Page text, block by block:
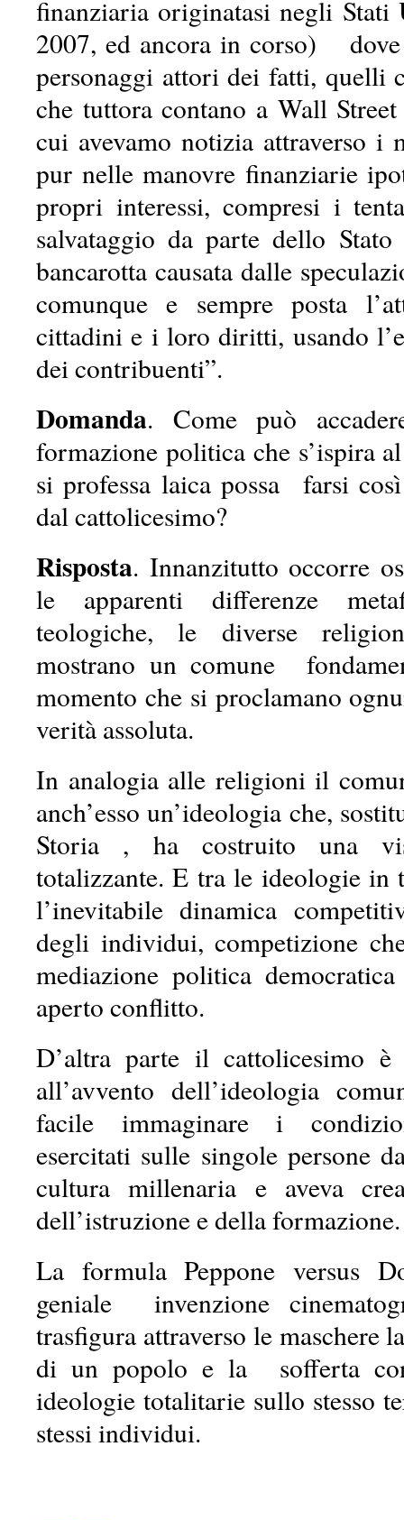
finanziaria originatasi negli Stati
2007, ed ancora in corso)
personaggi attori dei fatti, quelli
che tuttora contano a Wall
cui avevamo notizia attraverso i
pur nelle manovre finanziarie
propri interessi, compresi i
salvataggio da parte dello
bancarotta causata dalle
comunque e sempre posta
cittadini e i loro diritti, usando
dei contribuenti”.
Domanda. Come può
formazione politica che s’ispira
si professa laica possa farsi
dal cattolicesimo?
Risposta. Innanzitutto occorre
le apparenti differenze
teologiche, le diverse
mostrano un comune
momento che si proclamano
verità assoluta.
In analogia alle religioni il
anch’esso un’ideologia che,
Storia , ha costruito una
totalizzante. E tra le ideologie in
l’inevitabile dinamica
degli individui, competizione
mediazione politica
aperto conflitto.
D’altra parte il cattolicesimo
all’avvento dell’ideologia
facile immaginare i
esercitati sulle singole persone
cultura millenaria e aveva
dell’istruzione e della formazione.
La formula Peppone versus
geniale invenzione
trasfigura attraverso le maschere
di un popolo e la sofferta
ideologie totalitarie sullo stesso
stessi individui.